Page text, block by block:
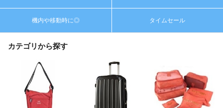
機内や移動時に◎ タイムセール
カテゴリから探す
キーワード
除外ワード